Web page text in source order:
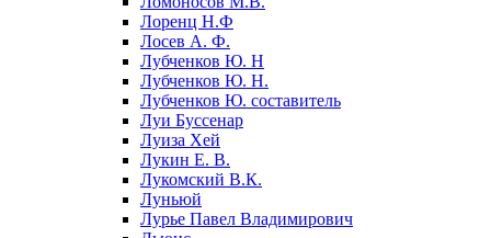
Лоренц Н.Ф
Лосев А. Ф.
Лубченков Ю. Н
Лубченков Ю. Н.
Лубченков Ю. составитель
Луи Буссенар
Луиза Хей
Лукин Е. В.
Лукомский В.К.
Луньюй
Лурье Павел Владимирович